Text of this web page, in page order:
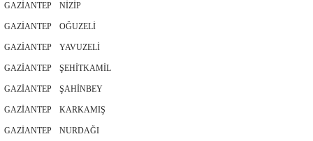
GAZİANTEP NİZİP
GAZİANTEP OĞUZELİ
GAZİANTEP YAVUZELİ
GAZİANTEP ŞEHİTKAMİL
GAZİANTEP ŞAHİNBEY
GAZİANTEP KARKAMIŞ
GAZİANTEP NURDAĞI